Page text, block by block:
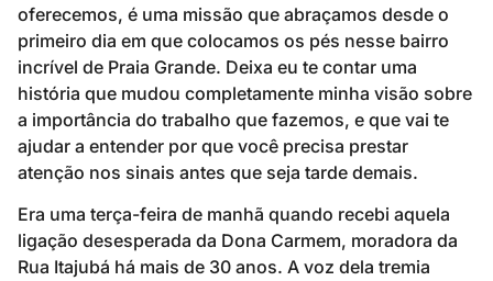
oferecemos, é uma missão que abraçamos desde o
primeiro dia em que colocamos os pés nesse bairro
incrível de Praia Grande. Deixa eu te contar uma
história que mudou completamente minha visão sobre
a importância do trabalho que fazemos, e que vai te
ajudar a entender por que você precisa prestar
atenção nos sinais antes que seja tarde demais.
Era uma terça-feira de manhã quando recebi aquela
ligação desesperada da Dona Carmem, moradora da
Rua Itajubá há mais de 30 anos. A voz dela tremia